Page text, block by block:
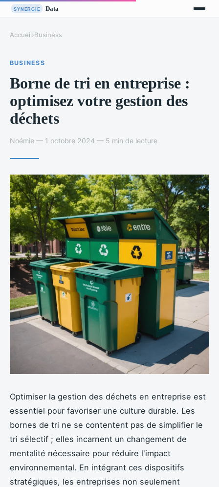
Accueil›Business
BUSINESS
Borne de tri en entreprise :
optimisez votre gestion des
déchets
Noémie — 1 octobre 2024 — 5 min de lecture
Optimiser la gestion des déchets en entreprise est
essentiel pour favoriser une culture durable. Les
bornes de tri ne se contentent pas de simplifier le
tri sélectif ; elles incarnent un changement de
mentalité nécessaire pour réduire l'impact
environnemental. En intégrant ces dispositifs
stratégiques, les entreprises non seulement